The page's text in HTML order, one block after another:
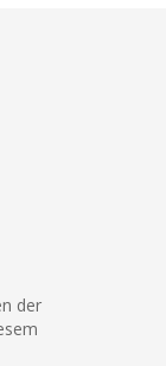
der